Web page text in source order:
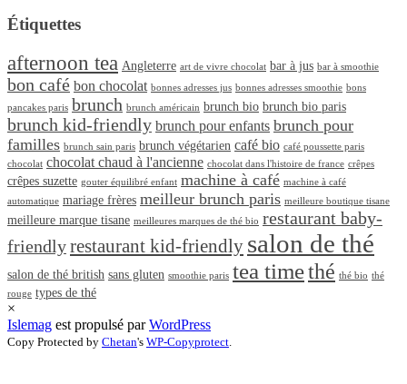
Étiquettes
afternoon tea Angleterre art de vivre chocolat bar à jus bar à smoothie
bon café bon chocolat bonnes adresses jus bonnes adresses smoothie bons
pancakes paris brunch brunch américain brunch bio brunch bio paris
brunch kid-friendly brunch pour enfants brunch pour
familles brunch sain paris brunch végétarien café bio café poussette paris
chocolat chocolat chaud à l'ancienne chocolat dans l'histoire de france crêpes
crêpes suzette gouter équilibré enfant machine à café machine à café
automatique mariage frères meilleur brunch paris meilleure boutique tisane
meilleure marque tisane meilleures marques de thé bio restaurant baby-
friendlyrestaurant kid-friendly salon de thé
salon de thé british sans gluten smoothie paris tea timethé thé bio thé
rouge types de thé
×
Islemag est propulsé parWordPress
Copy Protected by Chetan's WP-Copyprotect